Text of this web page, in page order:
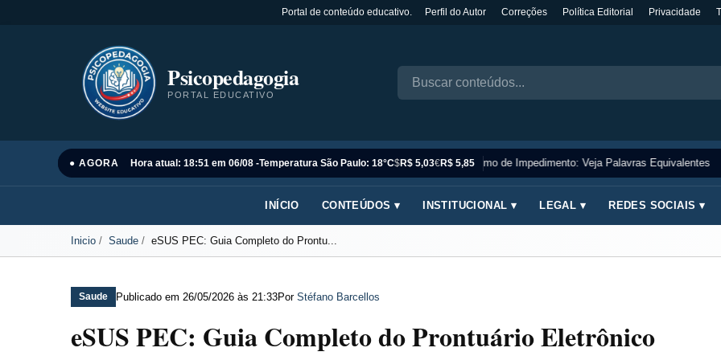
Portal de conteúdo educativo. Perfil do Autor Correções Política Editorial Privacidade
Psicopedagogia
PORTAL EDUCATIVO
● AGORA Hora atual: 18:51 em 06/08 -Temperatura São Paulo: 18°C$R$ 5,03€R$ 5,85
Sinônimo de Impedimento: Veja Palavras Equivalentes
INÍCIO CONTEÚDOS ▾ INSTITUCIONAL ▾ LEGAL ▾ REDES SOCIAIS ▾
Inicio Saude eSUS PEC: Guia Completo do Prontu...
Saude Publicado em 26/05/2026 às 21:33Por Stéfano Barcellos
eSUS PEC: Guia Completo do Prontuário Eletrônico